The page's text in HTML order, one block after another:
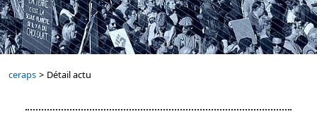
ceraps > Détail actu